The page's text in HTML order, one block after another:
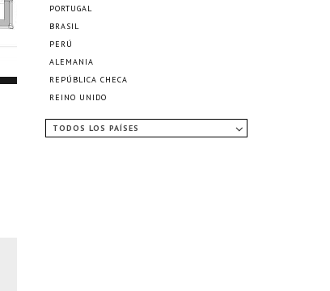
PORTUGAL
BRASIL
PERÚ
ALEMANIA
REPÚBLICA CHECA
REINO UNIDO
TODOS LOS PAÍSES